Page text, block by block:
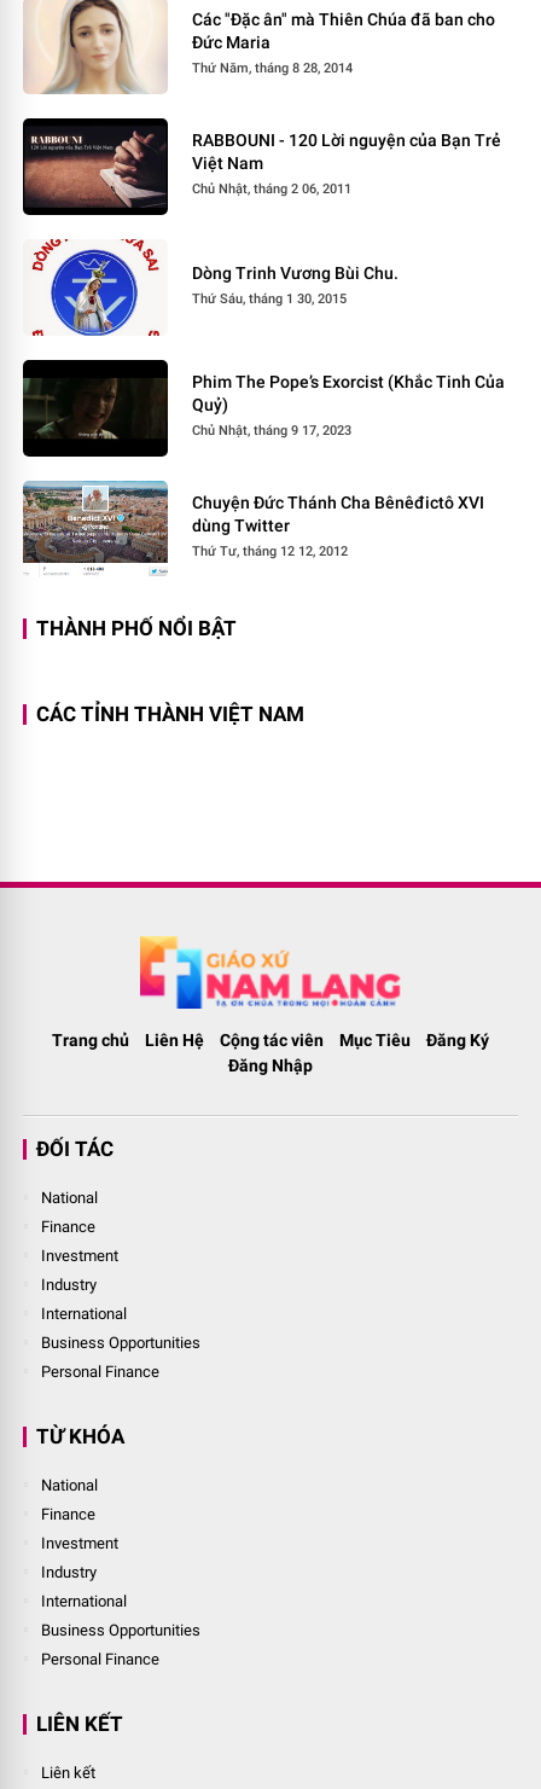
Các "Đặc ân" mà Thiên Chúa đã ban cho
Đức Maria
Thứ Năm, tháng 8 28, 2014
RABBOUNI - 120 Lời nguyện của Bạn Trẻ
Việt Nam
Chủ Nhật, tháng 2 06, 2011
Dòng Trinh Vương Bùi Chu.
Thứ Sáu, tháng 1 30, 2015
Phim The Pope’s Exorcist (Khắc Tinh Của
Quỷ)
Chủ Nhật, tháng 9 17, 2023
Chuyện Đức Thánh Cha Bênêđictô XVI
dùng Twitter
Thứ Tư, tháng 12 12, 2012
THÀNH PHỐ NỔI BẬT
CÁC TỈNH THÀNH VIỆT NAM
Trang chủ Liên Hệ Cộng tác viên Mục Tiêu
Đăng Ký
Đăng Nhập
ĐỐI TÁC
National
Finance
Investment
Industry
International
Business Opportunities
Personal Finance
TỪ KHÓA
National
Finance
Investment
Industry
International
Business Opportunities
Personal Finance
LIÊN KẾT
Liên kết